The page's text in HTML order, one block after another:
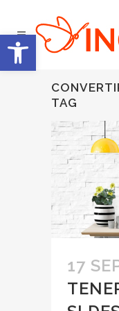
Abrir barra de
TAG
17